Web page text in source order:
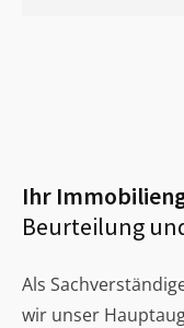
Ihr
Beurteilung
Als
wir unser